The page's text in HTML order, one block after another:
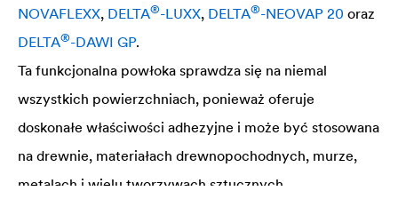
NOVAFLEXX, DELTA®-LUXX, DELTA®-NEOVAP 20 oraz
DELTA®-DAWI GP.
Ta funkcjonalna powłoka sprawdza się na niemal
wszystkich powierzchniach, ponieważ oferuje
doskonałe właściwości adhezyjne i może być stosowana
na drewnie, materiałach drewnopochodnych, murze,
metalach i wielu tworzywach sztucznych.